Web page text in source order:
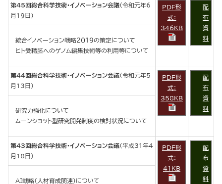
第45回総合科学技術・イノベーション会議（令和元年6
月19日）
PDF形
式：
346KB
配
布
資
料
統合イノベーション戦略２０１９の策定について
ヒト受精胚へのゲノム編集技術等の利用等について
第44回総合科学技術・イノベーション会議（令和元年5
月13日）
PDF形
式：
358KB
配
布
資
料
研究力強化について
ムーンショット型研究開発制度の検討状況について
第43回総合科学技術・イノベーション会議（平成31年4
月18日）
PDF形
式：
41KB
配
布
資
料
ＡＩ戦略（人材育成関連）について